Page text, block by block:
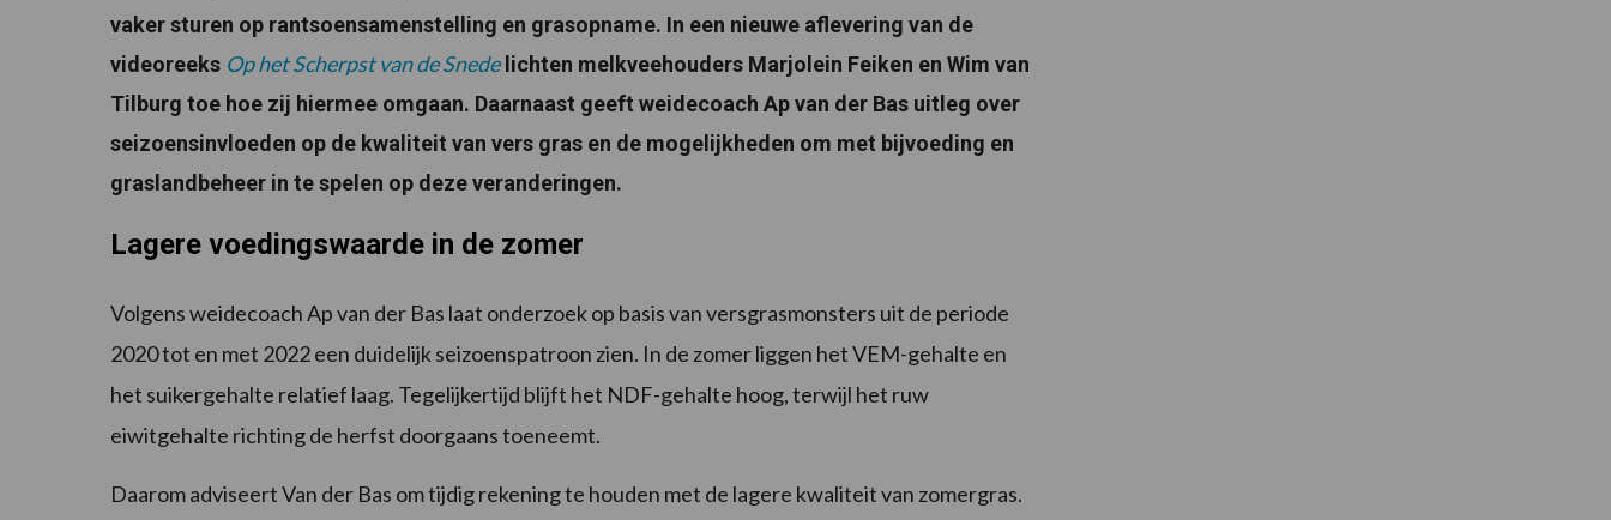
vaker sturen op rantsoensamenstelling en grasopname. In een nieuwe aflevering van de
videoreeks Op het Scherpst van de Snedelichten melkveehouders Marjolein Feiken en Wim van
Tilburg toe hoe zij hiermee omgaan. Daarnaast geeft weidecoach Ap van der Bas uitleg over
seizoensinvloeden op de kwaliteit van vers gras en de mogelijkheden om met bijvoeding en
graslandbeheer in te spelen op deze veranderingen.
Lagere voedingswaarde in de zomer
Volgens weidecoach Ap van der Bas laat onderzoek op basis van versgrasmonsters uit de periode
2020 tot en met 2022 een duidelijk seizoenspatroon zien. In de zomer liggen het VEM-gehalte en
het suikergehalte relatief laag. Tegelijkertijd blijft het NDF-gehalte hoog, terwijl het ruw
eiwitgehalte richting de herfst doorgaans toeneemt.
Daarom adviseert Van der Bas om tijdig rekening te houden met de lagere kwaliteit van zomergras.